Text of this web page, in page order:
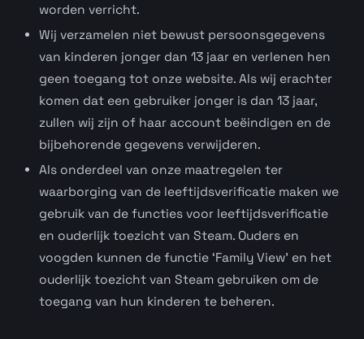
worden verricht.
Wij verzamelen niet bewust persoonsgegevens
van kinderen jonger dan 13 jaar en verlenen hen
geen toegang tot onze website. Als wij erachter
komen dat een gebruiker jonger is dan 13 jaar,
zullen wij zijn of haar account beëindigen en de
bijbehorende gegevens verwijderen.
Als onderdeel van onze maatregelen ter
waarborging van de leeftijdsverificatie maken we
gebruik van de functies voor leeftijdsverificatie
en ouderlijk toezicht van Steam. Ouders en
voogden kunnen de functie ‘Family View’ en het
ouderlijk toezicht van Steam gebruiken om de
toegang van hun kinderen te beheren.